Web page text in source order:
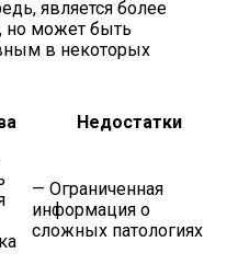
является более
может быть
в некоторых
Недостатки
— Ограниченная
информация о
сложных патологиях